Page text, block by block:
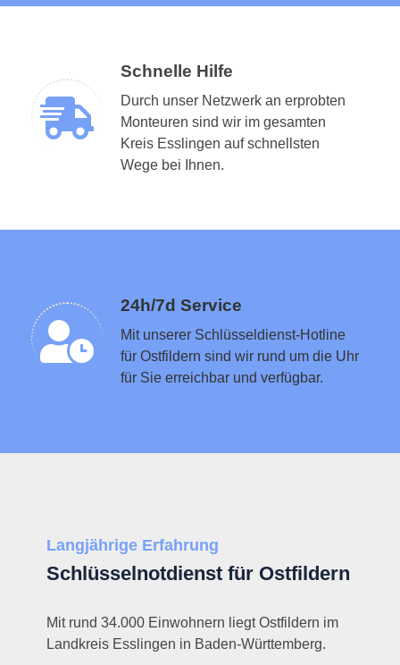
Schnelle Hilfe
Durch unser Netzwerk an erprobten
Monteuren sind wir im gesamten
Kreis Esslingen auf schnellsten
Wege bei Ihnen.
24h/7d Service
Mit unserer Schlüsseldienst-Hotline
für Ostfildern sind wir rund um die Uhr
für Sie erreichbar und verfügbar.
Schlüsseldienst in der Nähe vermitteln
Langjährige Erfahrung
Schlüsselnotdienst für Ostfildern
Mit rund 34.000 Einwohnern liegt Ostfildern im
Landkreis Esslingen in Baden-Württemberg.